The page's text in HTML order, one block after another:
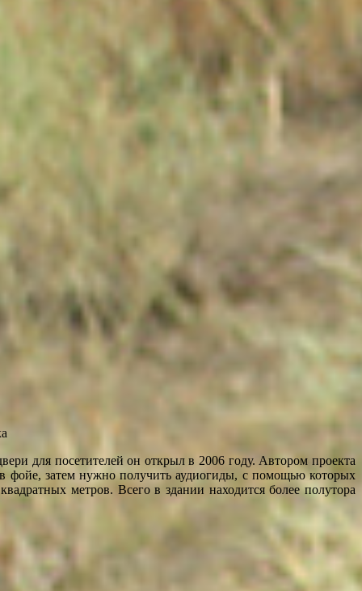
для посетителей он открыл в 2006 году. Автором проекта
фойе, затем нужно получить аудиогиды, с помощью которых
метров. Всего в здании находится более полутора